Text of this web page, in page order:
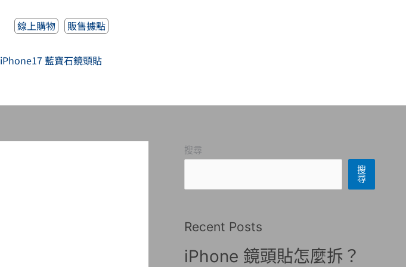
線上購物 販售據點
iPhone17 藍寶石鏡頭貼
搜尋
搜
尋
Recent Posts
iPhone 鏡頭貼怎麼拆？